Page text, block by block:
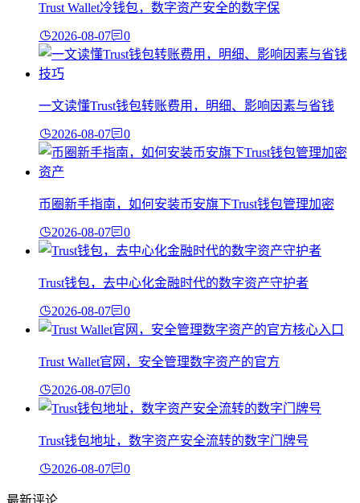
Trust Wallet冷钱包，数字资产安全的数字保
2026-08-07 0
一文读懂Trust钱包转账费用，明细、影响因素与省钱
2026-08-07 0
币圈新手指南，如何安装币安旗下Trust钱包管理加密
2026-08-07 0
Trust钱包，去中心化金融时代的数字资产守护者
2026-08-07 0
Trust Wallet官网，安全管理数字资产的官方
2026-08-07 0
Trust钱包地址，数字资产安全流转的数字门牌号
2026-08-07 0